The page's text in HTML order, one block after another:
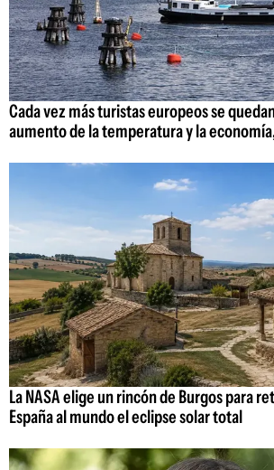
Cada vez más turistas europeos se
aumento de la temperatura y la
La NASA elige un rincón de Burgos para
España al mundo el eclipse solar total